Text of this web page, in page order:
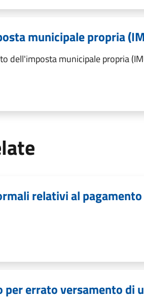
municipale propria
dell'imposta municipale propria
relativi al
per errato versamento di